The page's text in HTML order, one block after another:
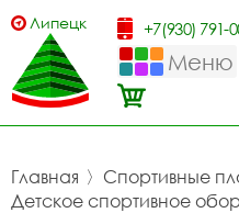
Липецк +7(930) 791-
Меню
Главная 〉 Спортивные
Детское спортивное